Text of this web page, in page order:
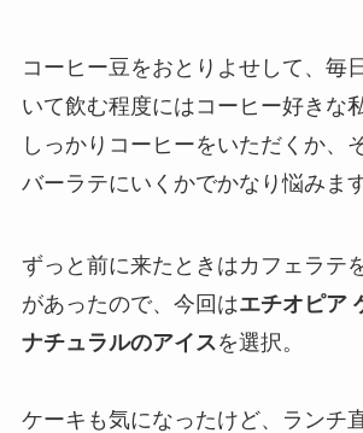
コーヒー豆をおとりよせして、毎
いて飲む程度にはコーヒー好きな私
しっかりコーヒーをいただくか、
バーラテにいくかでかなり悩みます
ずっと前に来たときはカフェラテ
があったので、今回はエチオピア
ナチュラルのアイスを選択。
ケーキも気になったけど、ランチ